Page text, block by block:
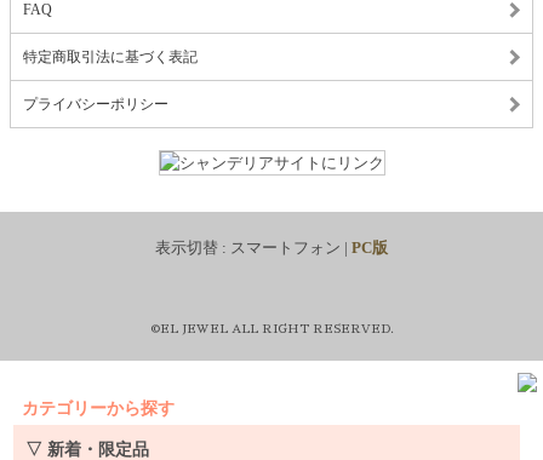
FAQ
特定商取引法に基づく表記
プライバシーポリシー
表示切替 : スマートフォン | PC版
©EL JEWEL ALL RIGHT RESERVED.
カテゴリーから探す
▽ 新着・限定品